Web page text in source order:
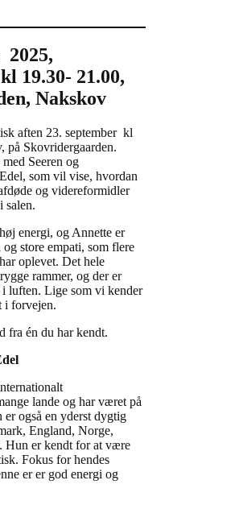
2025,
19.30- 21.00,
Nakskov
aften 23. september kl
på Skovridergaarden.
Seeren og
som vil vise, hvordan
og videreformidler
salen.
energi, og Annette er
store empati, som flere
oplevet. Det hele
rammer, og der er
luften. Lige som vi kender
i forvejen.
fra én du har kendt.
lande og har været på
også en yderst dygtig
England, Norge,
Hun er kendt for at være
Fokus for hendes
er er god energi og